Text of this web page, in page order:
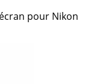
pour Nikon